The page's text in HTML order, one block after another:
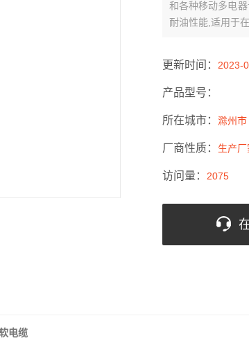
和各种移动多电
耐油性能,适用于
更新时间： 2023-
产品型号：
所在城市： 滁州市
厂商性质： 生产厂
访问量： 2075
电缆